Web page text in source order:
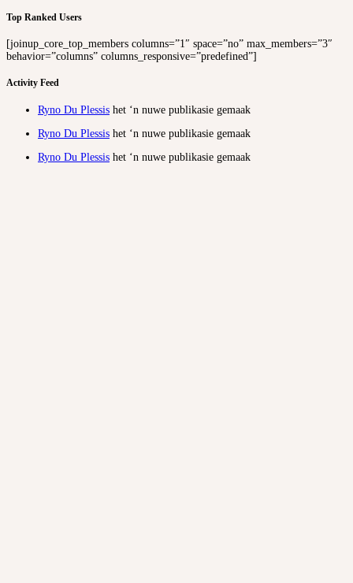
Top Ranked Users
[joinup_core_top_members columns=”1″ space=”no” max_members=”3″
behavior=”columns” columns_responsive=”predefined”]
Activity Feed
Ryno Du Plessis het ‘n nuwe publikasie gemaak
Ryno Du Plessis het ‘n nuwe publikasie gemaak
Ryno Du Plessis het ‘n nuwe publikasie gemaak